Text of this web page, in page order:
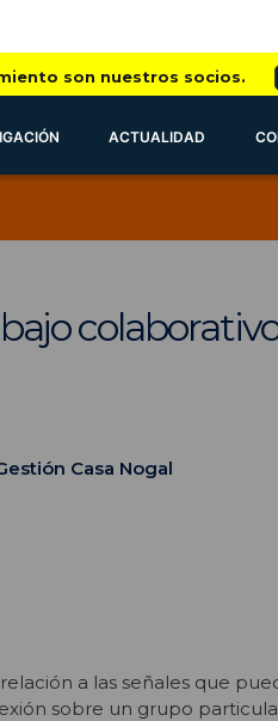
son nuestros socios.
ACTUALIDAD
Casa Nogal
a las señales que
sobre un grupo